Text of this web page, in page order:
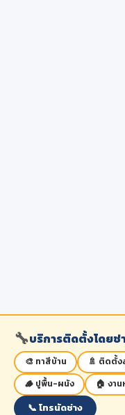
🔧บริการติดตั้งโดย
🎨 ทาสีบ้าน 🚿 ติดตั้
🪵 ปูพื้น-ผนัง
🏠 งา
📞 โทรนัดช่าง